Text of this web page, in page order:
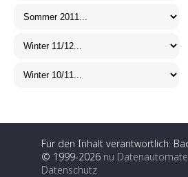
Für den Inhalt verantwortlich:
© 1999-2026 nu
Datenschutz